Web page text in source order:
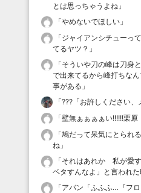
とは思っちゃうよね 」
「やめないでほしい 」
「ジャイアンシチューっ
てるヤツ？ 」
「そういや刀の峰は刀身
で出来てるから峰打ちな
事がある 」
「???「お許しください、
「壁無ぁぁぁぁい!!!!!!栗原
「鳩だって呆気にとられ
ね 」
「それはあれか 私が愛
ベタすんなよ」と言われ
「アバン「ふふふ…『フ